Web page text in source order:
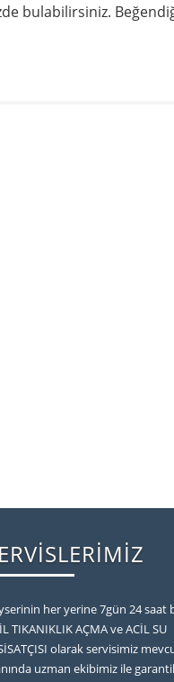
bulabilirsiniz.
her yerine 7gün 24 saat
TIKANIKLIK AÇMA ve ACİL SU
olarak servisimiz
uzman ekibimiz ile